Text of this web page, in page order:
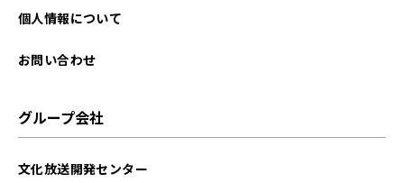
2025年09月
2025年06月
個人情報について
お問い合わせ
グループ会社
文化放送開発センター